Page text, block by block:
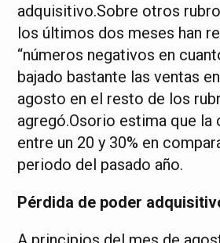
adquisitivo.Sobre otros
los últimos dos meses han
“números negativos en
bajado bastante las ventas
agosto en el resto de los
agregó.Osorio estima que la
entre un 20 y 30% en
periodo del pasado año.
Pérdida de poder